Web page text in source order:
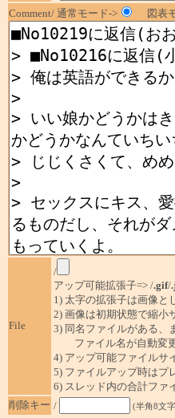
Comment/ 通常モード->
図表
File
/
アップ可能拡張子=> /.gif/
1) 太字の拡張子は画像と
2) 画像は初期状態で縮小
3) 同名ファイルがある、
ファイル名が自動変更
4) アップ可能ファイルサ
5) ファイルアップ時はプ
6) スレッド内の合計ファ
削除キー / (半角8文